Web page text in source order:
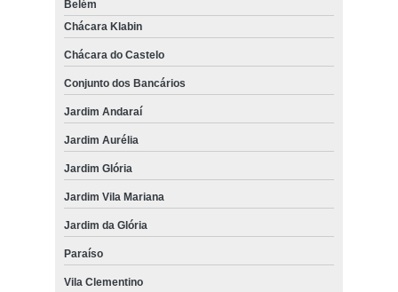
Belém
Chácara Klabin
Chácara do Castelo
Conjunto dos Bancários
Jardim Andaraí
Jardim Aurélia
Jardim Glória
Jardim Vila Mariana
Jardim da Glória
Paraíso
Vila Clementino